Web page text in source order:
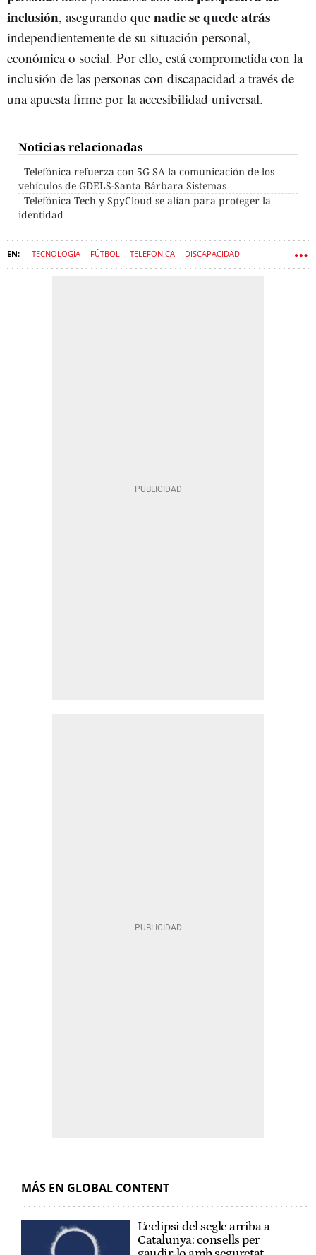
inclusión, asegurando que nadie se quede atrás
independientemente de su situación personal,
económica o social. Por ello, está comprometida con la
inclusión de las personas con discapacidad a través de
una apuesta firme por la accesibilidad universal.
Noticias relacionadas
Telefónica refuerza con 5G SA la comunicación de los
vehículos de GDELS-Santa Bárbara Sistemas
Telefónica Tech y SpyCloud se alían para proteger la
identidad
TECNOLOGÍA FÚTBOL TELEFONICA DISCAPACIDAD
MÁS EN GLOBAL CONTENT
L’eclipsi del segle arriba a
Catalunya: consells per